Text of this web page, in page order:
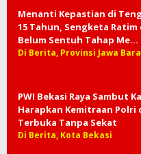
Menanti Kepastian di
15 Tahun, Sengketa Ratim
Belum Sentuh Tahap Me…
Di Berita, Provinsi Jawa
PWI Bekasi Raya Sambut
Harapkan Kemitraan Polri
Terbuka Tanpa Sekat
Di Berita, Kota Bekasi